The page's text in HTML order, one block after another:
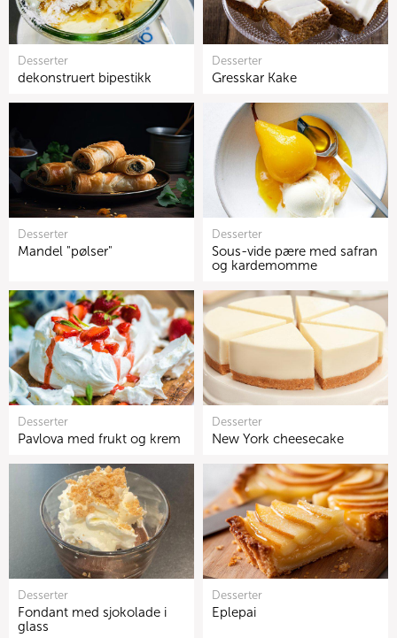
Desserter
dekonstruert bipestikk
Desserter
Gresskar Kake
Desserter
Mandel "pølser"
Desserter
Sous-vide pære med safran
og kardemomme
Desserter
Pavlova med frukt og krem
Desserter
New York cheesecake
Desserter
Fondant med sjokolade i
glass
Desserter
Eplepai